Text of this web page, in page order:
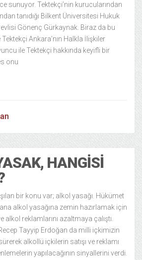
sunuyor. Tektekçi’nin kurucularından
tanıdığı Bilkent Üniversitesi Hukuk
Gönenç Gürkaynak. Biraz da bu
Ankara’nın Halkla İlişkiler
ile Tektekçi hakkında keyifli bir
onu
HANGISI
bir konu var; alkol yasağı. Hükümet
alkol yasağına zemin hazırlamak için
alkol reklamlarını azaltmaya çalıştı.
Tayyip Erdoğan da milli içkimizin
alkollü içkilerin satışı ve reklamı
yapılacağının sinyallerini verdi.